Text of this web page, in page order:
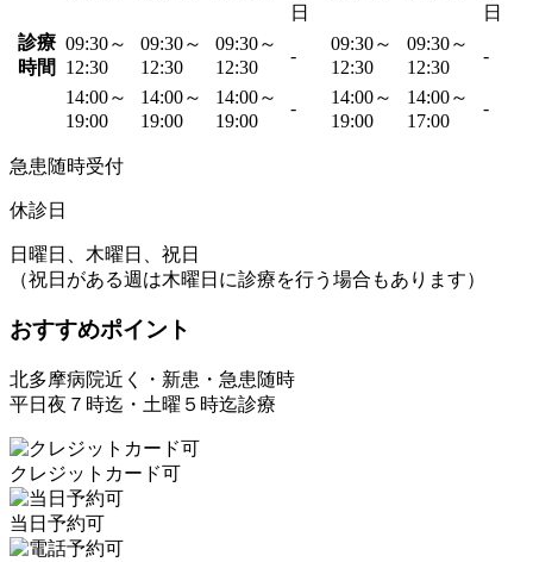
日
日
診療
時間
09:30～
12:30
09:30～
12:30
09:30～
12:30
-
09:30～
12:30
09:30～
12:30
-
14:00～
19:00
14:00～
19:00
14:00～
19:00
-
14:00～
19:00
14:00～
17:00
-
急患随時受付
休診日
日曜日、木曜日、祝日
（祝日がある週は木曜日に診療を行う場合もあります）
おすすめポイント
北多摩病院近く・新患・急患随時
平日夜７時迄・土曜５時迄診療
クレジットカード可
当日予約可